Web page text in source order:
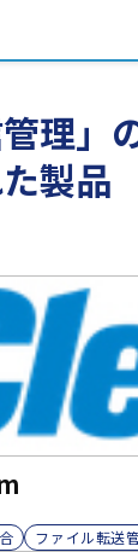
管理」
製品
ファイル転送